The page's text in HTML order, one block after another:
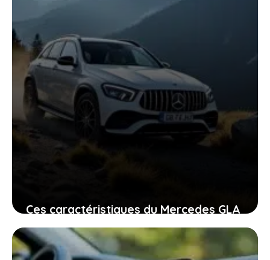
Ces caractéristiques du Mercedes GLA
qui font vibrer les passionnés
d’élégance et d’aventure